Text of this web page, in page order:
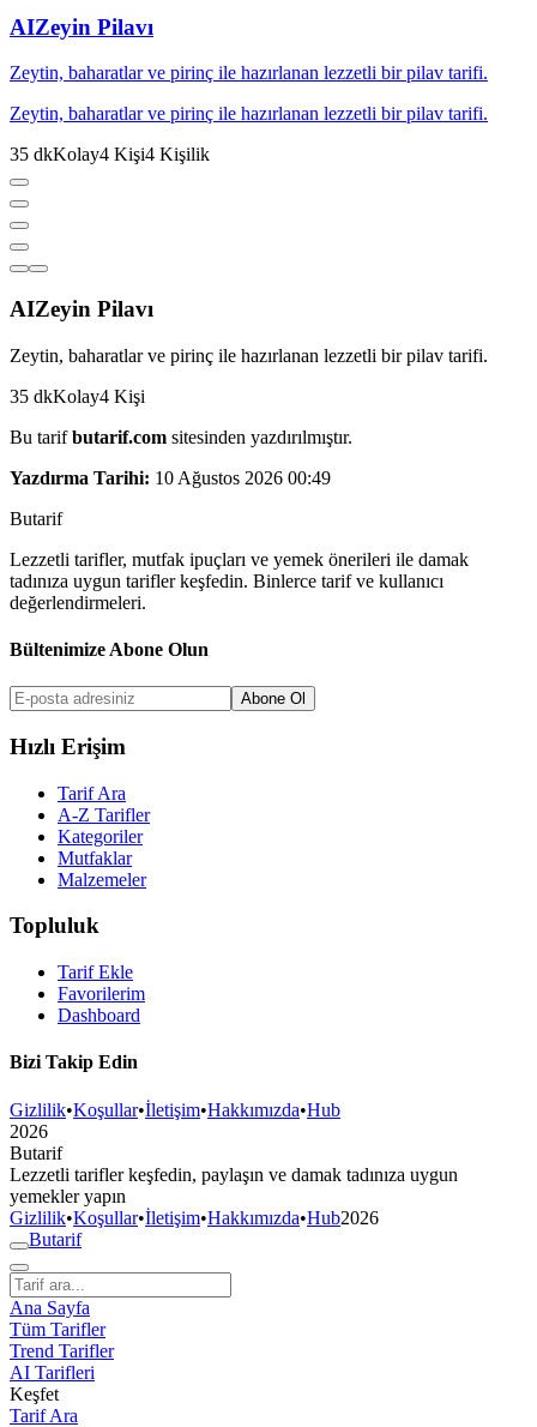
AIZeyin Pilavı
Zeytin, baharatlar ve pirinç ile hazırlanan lezzetli bir pilav tarifi.
Zeytin, baharatlar ve pirinç ile hazırlanan lezzetli bir pilav tarifi.
35 dkKolay4 Kişi4 Kişilik
AIZeyin Pilavı
Zeytin, baharatlar ve pirinç ile hazırlanan lezzetli bir pilav tarifi.
35 dkKolay4 Kişi
Bu tarifbutarif.com sitesinden yazdırılmıştır.
Yazdırma Tarihi: 10 Ağustos 2026 00:49
Butarif
Lezzetli tarifler, mutfak ipuçları ve yemek önerileri ile damak
tadınıza uygun tarifler keşfedin. Binlerce tarif ve kullanıcı
değerlendirmeleri.
Bültenimize Abone Olun
Abone Ol
Hızlı Erişim
Tarif Ara
A-Z Tarifler
Kategoriler
Mutfaklar
Malzemeler
Topluluk
Tarif Ekle
Favorilerim
Dashboard
Bizi Takip Edin
Gizlilik•Koşullar•İletişim•Hakkımızda•Hub
2026
Butarif
Lezzetli tarifler keşfedin, paylaşın ve damak tadınıza uygun
yemekler yapın
Gizlilik•Koşullar•İletişim•Hakkımızda•Hub2026
Butarif
Ana Sayfa
Tüm Tarifler
Trend Tarifler
AI Tarifleri
Keşfet
Tarif Ara